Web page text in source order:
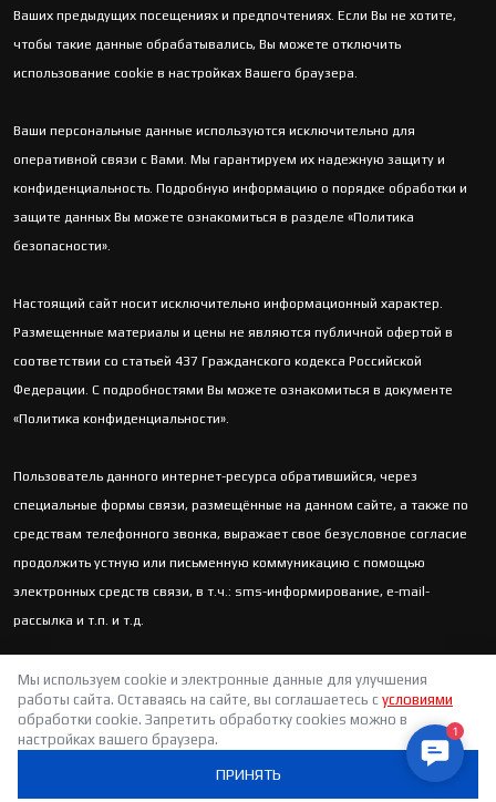
Ваших предыдущих посещениях и предпочтениях. Если Вы не хотите,
чтобы такие данные обрабатывались, Вы можете отключить
использование cookie в настройках Вашего браузера.
Ваши персональные данные используются исключительно для
оперативной связи с Вами. Мы гарантируем их надежную защиту и
конфиденциальность. Подробную информацию о порядке обработки и
защите данных Вы можете ознакомиться в разделе «Политика
безопасности».
Настоящий сайт носит исключительно информационный характер.
Размещенные материалы и цены не являются публичной офертой в
соответствии со статьей 437 Гражданского кодекса Российской
Федерации. С подробностями Вы можете ознакомиться в документе
«Политика конфиденциальности».
Пользователь данного интернет-ресурса обратившийся, через
специальные формы связи, размещённые на данном сайте, а также по
средствам телефонного звонка, выражает свое безусловное согласие
продолжить устную или письменную коммуникацию с помощью
электронных средств связи, в т.ч.: sms-информирование, e-mail-
рассылка и т.п. и т.д.
Реквизиты организации: ООО «АВТОСЛОН», ИНН: 6678094470, ОГРН:
1186658056155
Политика конфиденциальности Пользовательское соглашение
Мы используем cookie и электронные данные для улучшения
работы сайта. Оставаясь на сайте, вы соглашаетесь с условиями
обработки cookie. Запретить обработку cookies можно в
настройках вашего браузера.
ПРИНЯТЬ
Contact
1